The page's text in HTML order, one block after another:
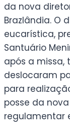
da nova
Brazlândia. O
eucarística,
Santuário
após a missa,
deslocaram
para
posse da
regulamentar